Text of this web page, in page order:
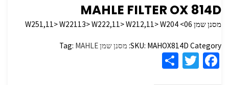
MAHLE FILTER OX 814D
מסנן שמן W251,11> W22113> W222,11> W212,11> W204 <06
SKU: MAHOX814D Category: מסנן שמן Tag: MAHLE
Fa
T